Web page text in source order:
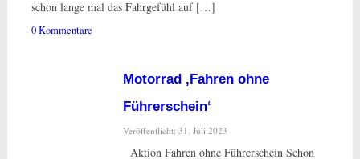
schon lange mal das Fahrgefühl auf […]
0 Kommentare
Motorrad ‚Fahren ohne
Führerschein‘
Veröffentlicht: 31. Juli 2023
Aktion Fahren ohne Führerschein Schon